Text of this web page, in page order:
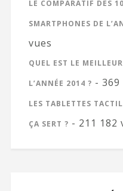
LE COMPARATIF DES
SMARTPHONES DE
vues
QUEL EST LE
L’ANNÉE 2014 ? - 369
LES TABLETTES
ÇA SERT ? - 211 182